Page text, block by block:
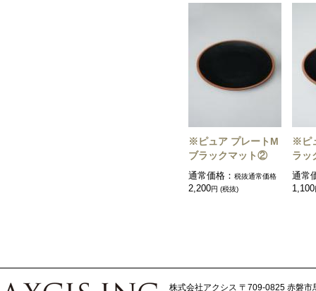
※ピュア プレートM
ブラックマット②
通常価格： 税抜通常価格
2,200円 (税抜)
※ピ
ラッ
通常
1,100
株式会社アクシス 〒709-0825 赤磐市